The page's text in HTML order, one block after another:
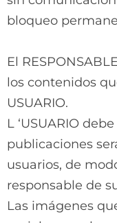
bloqueo
El
los contenidos
USUARIO.
L ‘USUARIO
publicaciones
usuarios, de
responsable de
Las imágenes